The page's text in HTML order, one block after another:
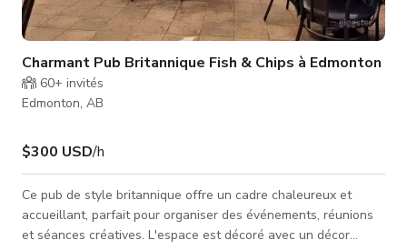
Charmant Pub Britannique Fish & Chips à Edmonton
60+ invités
Edmonton, AB
$300 USD/h
Ce pub de style britannique offre un cadre chaleureux et
accueillant, parfait pour organiser des événements, réunions
et séances créatives. L'espace est décoré avec un décor